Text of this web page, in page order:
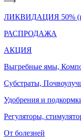
ЛИКВИДАЦИЯ 50%
РАСПРОДАЖА
АКЦИЯ
Выгребные ямы,
Субстраты,
Удобрения и
Регуляторы,
От болезней